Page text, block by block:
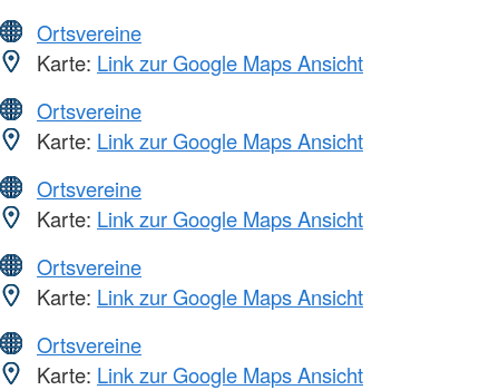
Ortsvereine
Karte: Link zur Google Maps Ansicht
Ortsvereine
Karte: Link zur Google Maps Ansicht
Ortsvereine
Karte: Link zur Google Maps Ansicht
Ortsvereine
Karte: Link zur Google Maps Ansicht
Ortsvereine
Karte: Link zur Google Maps Ansicht